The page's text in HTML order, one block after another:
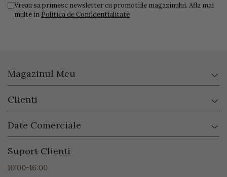
Vreau sa primesc newsletter cu promotiile magazinului. Afla mai
multe in Politica de Confidentialitate
Magazinul Meu
Clienti
Date Comerciale
Suport Clienti
10:00-16:00